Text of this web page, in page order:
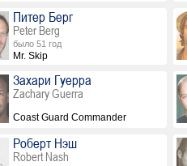
Питер Берг
Peter Berg
было 51 год
Mr. Skip
Захари Гуерра
Zachary Guerra
Coast Guard Commander
Роберт Нэш
Robert Nash